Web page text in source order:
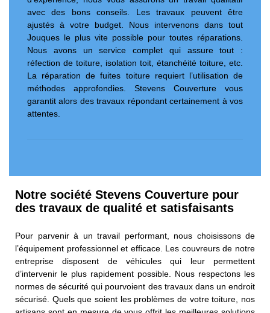
avec des bons conseils. Les travaux peuvent être
ajustés à votre budget. Nous intervenons dans tout
Jouques le plus vite possible pour toutes réparations.
Nous avons un service complet qui assure tout :
réfection de toiture, isolation toit, étanchéité toiture, etc.
La réparation de fuites toiture requiert l’utilisation de
méthodes approfondies. Stevens Couverture vous
garantit alors des travaux répondant certainement à vos
attentes.
Notre société Stevens Couverture pour
des travaux de qualité et satisfaisants
Pour parvenir à un travail performant, nous choisissons de
l’équipement professionnel et efficace. Les couvreurs de notre
entreprise disposent de véhicules qui leur permettent
d’intervenir le plus rapidement possible. Nous respectons les
normes de sécurité qui pourvoient des travaux dans un endroit
sécurisé. Quels que soient les problèmes de votre toiture, nos